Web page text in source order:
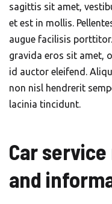
sagittis sit amet,
et est in mollis.
augue facilisis
gravida eros sit amet,
id auctor eleifend.
non nisl hendrerit
lacinia tincidunt.
Car
and